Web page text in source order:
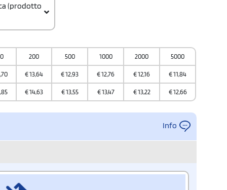
(prodotto
200 500 1000 2000 5000
€13,64 €12,93 €12,76 €12,16 €11,84
€14,63 €13,55 €13,47 €13,22 €12,66
Info